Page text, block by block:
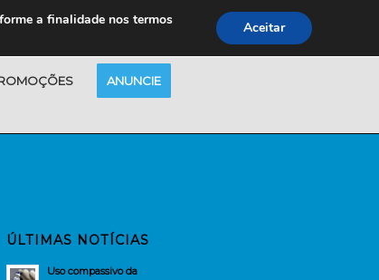
ANUNCIE
ÚLTIMAS NOTÍCIAS
Uso compassivo da
a finalidade nos termos
Aceitar